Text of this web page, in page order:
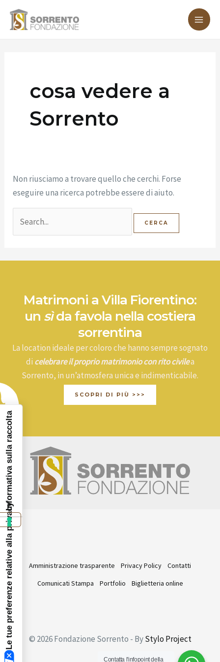
cosa vedere a
Sorrento
Non riusciamo a trovare quello che cerchi. Forse
eseguire una ricerca potrebbe essere di aiuto.
Cerca:
Matrimoni a Villa Fiorentino:
un sìda favola nella costiera
sorrentina
La location ideale per coloro che hanno sempre sognato
di celebrare il proprio matrimonio con rito civilea
Sorrento, in un’atmosfera unica e indimenticabile.
SCOPRI DI PIÙ >>>
Amministrazione trasparente Privacy Policy
Contatti
Comunicati Stampa
Portfolio Biglietteria online
© 2026 Fondazione Sorrento - ByStylo Project
Contatta l'infopoint della
Le tue preferenze relative alla privacy
Informativa sulla raccolta